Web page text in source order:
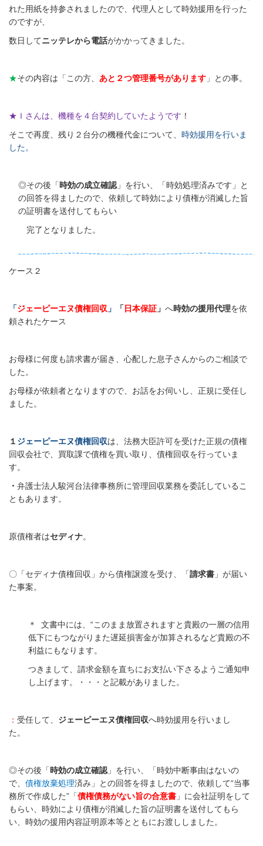
れた用紙を持参されましたので、代理人として時効援用を行った
のですが、
数日してニッテレから電話がかかってきました。
★その内容は「この方、 あと２つ管理番号があります 」との事。
★Ｉさんは、機種を４台契約していたようです ！
そこで再度、残り２台分の機種代金について、 時効援用を行いま
した。
◎その後「時効の成立確認」を行い、「時効処理済みです」と
の回答を得ましたので、依頼して時効により債権が消滅した旨
の証明書を送付してもらい
完了となりました。
ケース２
「ジェーピーエヌ債権回収 」 「 日本保証 」 へ時効の援用代理を依
頼されたケース
お母様に何度も請求書が届き、心配した息子さんからのご相談で
した。
お母様が依頼者となりますので、お話をお伺いし、正規に受任し
ました。
１ ジェーピーエヌ債権回収は、法務大臣許可を受けた正規の債権
回収会社で、買取課で債権を買い取り、債権回収を行っていま
す。
・ 弁護士法人駿河台法律事務所に管理回収業務を委託しているこ
ともあります。
原債権者はセディナ。
〇「セディナ債権回収」から債権譲渡を受け、「請求書 」が届い
た事案。
＊
文書中には、“このまま放置されますと貴殿の一層の信用
低下にもつながりまた遅延損害金が加算されるなど貴殿の不
利益にもなります。
つきまして、請求金額を直ちにお支払い下さるようご通知申
し上げます。・・・と記載がありました。
： 受任して、 ジェーピーエヌ債権回収へ時効援用を行いまし
た。
◎その後「時効の成立確認」を行い、「時効中断事由はないの
で、 債権放棄処理済み」との回答を得ましたので、依頼して“当事
務所で作成した”「債権債務がない旨の合意書 」に会社証明をして
もらい、時効により債権が消滅した旨の証明書を送付してもら
い、時効の援用内容証明原本等とともにお渡ししました。